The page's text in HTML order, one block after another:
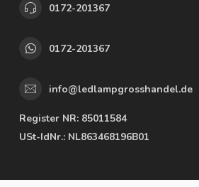
0172-201367
0172-201367
info@ledlampgrosshandel.de
Register NR: 85011584
USt-IdNr.: NL863468196B01